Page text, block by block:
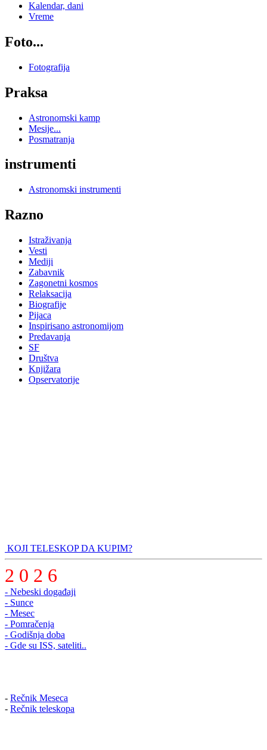
Kalendar, dani
Vreme
Foto...
Fotografija
Praksa
Astronomski kamp
Mesije...
Posmatranja
instrumenti
Astronomski instrumenti
Razno
Istraživanja
Vesti
Mediji
Zabavnik
Zagonetni kosmos
Relaksacija
Biografije
Pijaca
Inspirisano astronomijom
Predavanja
SF
Društva
Knjižara
Opservatorije
KOJI TELESKOP DA KUPIM?
2 0 2 6
- Nebeski događaji
- Sunce
- Mesec
- Pomračenja
- Godišnja doba
- Gde su ISS, sateliti..
- Rečnik Meseca
- Rečnik teleskopa